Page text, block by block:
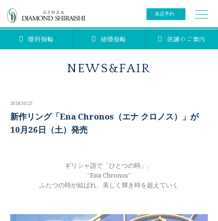
来店予約
婚約指輪 結婚指輪 店舗のご案内
0078-6000-5222
ブライダルリング
セットリング
エタニティリング
アニバーサリージュエリー
NEWS&FAIR
2024/10/23
新作リング「Ena Chronos（エナ クロノス）」が
10月26日（土）発売
ギリシャ語で「ひとつの時」、
“Ena Chronos”
ふたつの時が結ばれ、美しく輝き時を超えていく